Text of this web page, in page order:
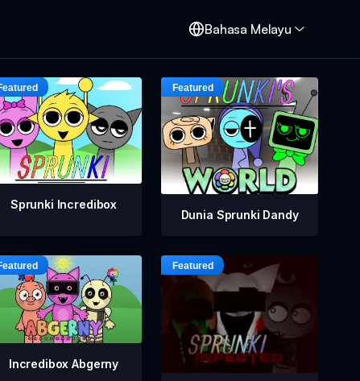
Bahasa Melayu
Sprunki Incredibox
Dunia Sprunki Dandy
Incredibox Abgerny